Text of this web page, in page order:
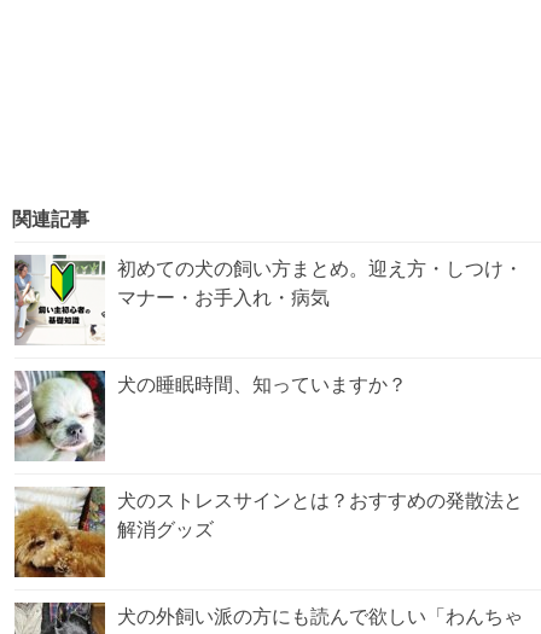
関連記事
初めての犬の飼い方まとめ。迎え方・しつけ・
マナー・お手入れ・病気
犬の睡眠時間、知っていますか？
犬のストレスサインとは？おすすめの発散法と
解消グッズ
犬の外飼い派の方にも読んで欲しい「わんちゃ